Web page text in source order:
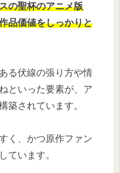
の聖杯のアニメ版
品価値をしっかりと
る伏線の張り方や情
といった要素が、ア
築されています。
く、かつ原作ファン
ています。